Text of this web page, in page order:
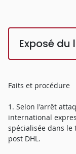
Exposé du
Faits et procédure
1. Selon l'arrêt
international
spécialisée dans
post DHL.